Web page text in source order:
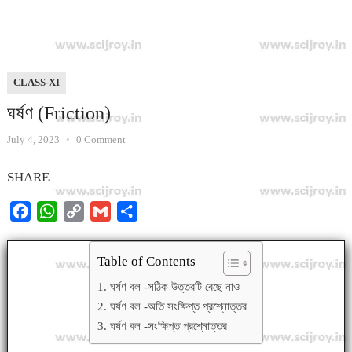
CLASS-XI
ঘর্ষণ (Friction)
July 4, 2023 • 0 Comment
SHARE
W
t
p
y
n
l
e
Table of Contents
1. ঘর্ষণ বল -সঠিক উত্তরটি বেছে নাও
2. ঘর্ষণ বল -অতি সংক্ষিপ্ত প্রশ্নোত্তর
3. ঘর্ষণ বল -সংক্ষিপ্ত প্রশ্নোত্তর